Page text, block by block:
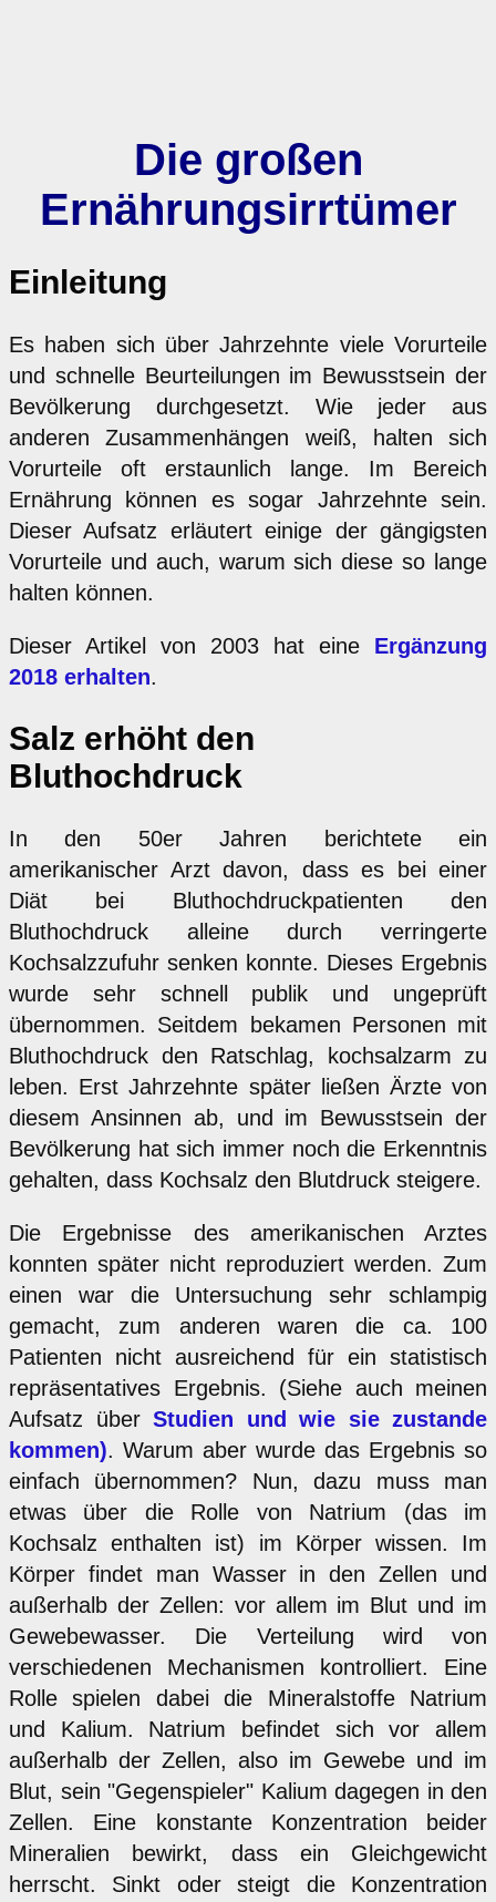
Die großen
Ernährungsirrtümer
Einleitung
Es haben sich über Jahrzehnte viele Vorurteile
und schnelle Beurteilungen im Bewusstsein der
Bevölkerung durchgesetzt. Wie jeder aus
anderen Zusammenhängen weiß, halten sich
Vorurteile oft erstaunlich lange. Im Bereich
Ernährung können es sogar Jahrzehnte sein.
Dieser Aufsatz erläutert einige der gängigsten
Vorurteile und auch, warum sich diese so lange
halten können.
Dieser Artikel von 2003 hat eine Ergänzung
2018 erhalten.
Salz erhöht den
Bluthochdruck
In den 50er Jahren berichtete ein
amerikanischer Arzt davon, dass es bei einer
Diät bei Bluthochdruckpatienten den
Bluthochdruck alleine durch verringerte
Kochsalzzufuhr senken konnte. Dieses Ergebnis
wurde sehr schnell publik und ungeprüft
übernommen. Seitdem bekamen Personen mit
Bluthochdruck den Ratschlag, kochsalzarm zu
leben. Erst Jahrzehnte später ließen Ärzte von
diesem Ansinnen ab, und im Bewusstsein der
Bevölkerung hat sich immer noch die Erkenntnis
gehalten, dass Kochsalz den Blutdruck steigere.
Die Ergebnisse des amerikanischen Arztes
konnten später nicht reproduziert werden. Zum
einen war die Untersuchung sehr schlampig
gemacht, zum anderen waren die ca. 100
Patienten nicht ausreichend für ein statistisch
repräsentatives Ergebnis. (Siehe auch meinen
Aufsatz über Studien und wie sie zustande
kommen). Warum aber wurde das Ergebnis so
einfach übernommen? Nun, dazu muss man
etwas über die Rolle von Natrium (das im
Kochsalz enthalten ist) im Körper wissen. Im
Körper findet man Wasser in den Zellen und
außerhalb der Zellen: vor allem im Blut und im
Gewebewasser. Die Verteilung wird von
verschiedenen Mechanismen kontrolliert. Eine
Rolle spielen dabei die Mineralstoffe Natrium
und Kalium. Natrium befindet sich vor allem
außerhalb der Zellen, also im Gewebe und im
Blut, sein "Gegenspieler" Kalium dagegen in den
Zellen. Eine konstante Konzentration beider
Mineralien bewirkt, dass ein Gleichgewicht
herrscht. Sinkt oder steigt die Konzentration